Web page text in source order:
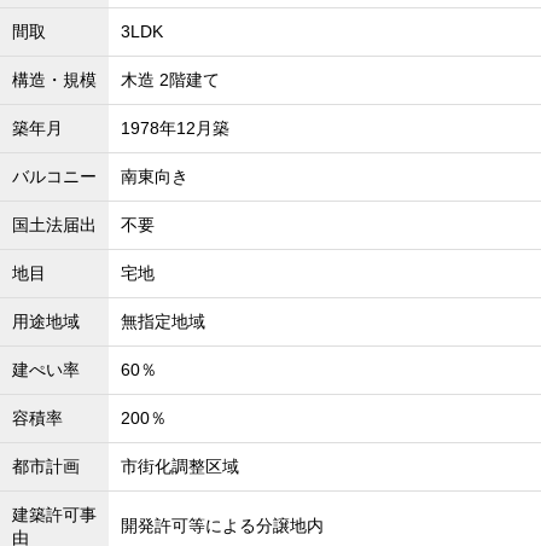
間取 3LDK
構造・規模 木造 2階建て
築年月 1978年12月築
バルコニー 南東向き
国土法届出 不要
地目 宅地
用途地域 無指定地域
建ぺい率 60％
容積率 200％
都市計画 市街化調整区域
建築許可事
由
開発許可等による分譲地内
東京全域エリア
東京全域エリアの新築一戸建
東京全域エリアのマンション
東京全域エリアの土地
神奈川全域エリアの新築一戸建
神奈川全域エリアの中古一戸建
神奈川全域エリアのマンション
沖縄全域エリア
沖縄全域エリアの新築一戸建
沖縄全域エリアの中古一戸建
沖縄全域エリアの土地
お客様の声